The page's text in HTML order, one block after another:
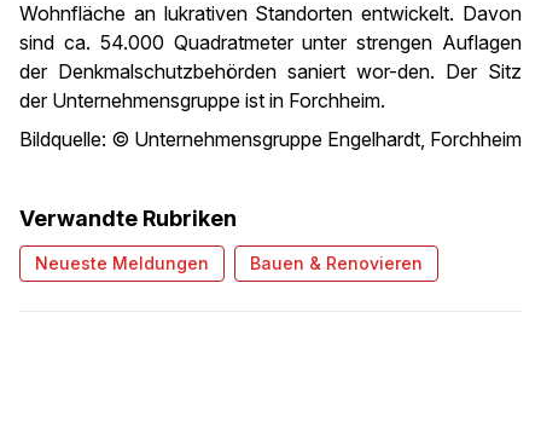
Wohnfläche an lukrativen Standorten entwickelt. Davon
sind ca. 54.000 Quadratmeter unter strengen Auflagen
der Denkmalschutzbehörden saniert wor-den. Der Sitz
der Unternehmensgruppe ist in Forchheim.
Bildquelle: © Unternehmensgruppe Engelhardt, Forchheim
Verwandte Rubriken
Neueste Meldungen Bauen & Renovieren